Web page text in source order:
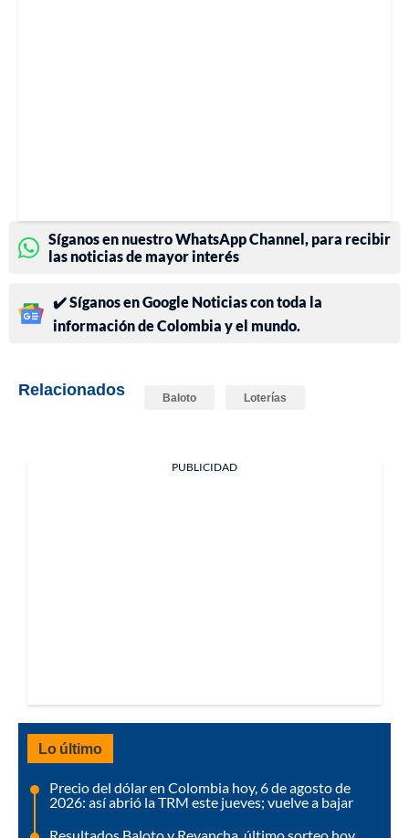
Síganos en nuestro WhatsApp Channel, para recibir
las noticias de mayor interés
✔️ Síganos en Google Noticias con toda la
información de Colombia y el mundo.
Relacionados Baloto Loterías
PUBLICIDAD
Lo último
Precio del dólar en Colombia hoy, 6 de agosto de
2026: así abrió la TRM este jueves; vuelve a bajar